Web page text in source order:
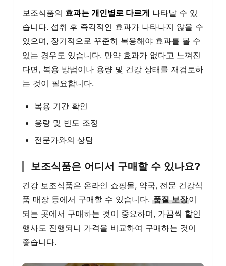
보조식품의 효과는 개인별로 다르게 나타날 수 있
습니다. 섭취 후 즉각적인 효과가 나타나지 않을 수
있으며, 장기적으로 꾸준히 복용해야 효과를 볼 수
있는 경우도 있습니다. 만약 효과가 없다고 느껴진
다면, 복용 방법이나 용량 및 건강 상태를 재검토하
는 것이 필요합니다.
복용 기간 확인
용량 및 빈도 조정
전문가와의 상담
보조식품은 어디서 구매할 수 있나요?
건강 보조식품은 온라인 쇼핑몰, 약국, 전문 건강식
품 매장 등에서 구매할 수 있습니다. 품질 보장이
되는 곳에서 구매하는 것이 중요하며, 가끔씩 할인
행사도 진행되니 가격을 비교하여 구매하는 것이
좋습니다.